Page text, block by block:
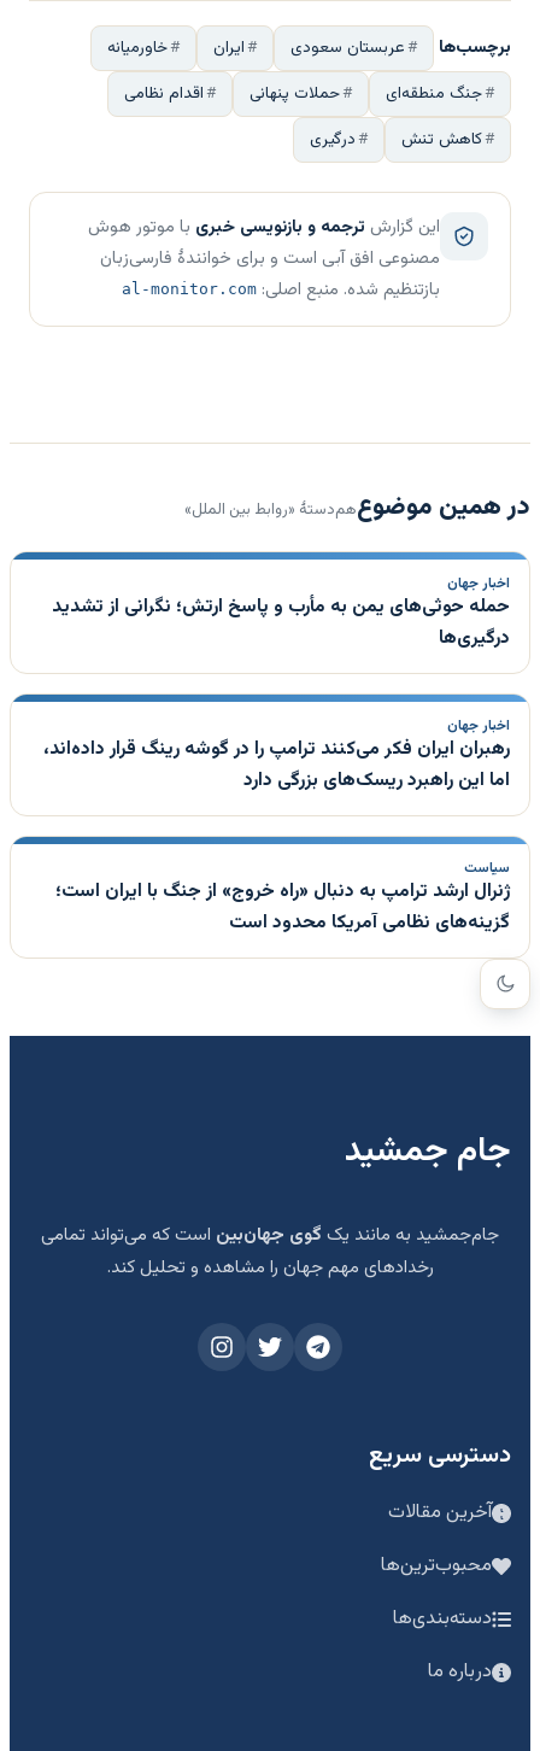
برچسب‌ها عربستان سعودی ایران
خاورمیانه
جنگ منطقه‌ای
حملات پنهانی
اقدام نظامی
کاهش تنش
درگیری
این گزارش ترجمه و بازنویسی خبری با موتور هوش
مصنوعی افق آبی است و برای خوانندهٔ فارسی‌زبان
بازتنظیم شده. منبع اصلی: al-monitor.com
در همین موضوعهم‌دستهٔ «روابط بین الملل»
اخبار جهان
حمله حوثی‌های یمن به مأرب و پاسخ ارتش؛ نگرانی از تشدید
درگیری‌ها
اخبار جهان
رهبران ایران فکر می‌کنند ترامپ را در گوشه رینگ قرار داده‌اند،
اما این راهبرد ریسک‌های بزرگی دارد
سیاست
ژنرال ارشد ترامپ به دنبال «راه خروج» از جنگ با ایران است؛
گزینه‌های نظامی آمریکا محدود است
جام جمشید
جام‌جمشید به مانند یک گوی جهان‌بین است که می‌تواند تمامی
رخدادهای مهم جهان را مشاهده و تحلیل کند.
دسترسی سریع
آخرین مقالات
محبوب‌ترین‌ها
دسته‌بندی‌ها
درباره ما